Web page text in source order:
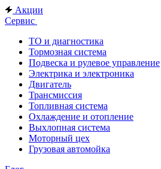
Акции
Сервис
ТО и диагностика
Тормозная система
Подвеска и рулевое управление
Электрика и электроника
Двигатель
Трансмиссия
Топливная система
Охлаждение и отопление
Выхлопная система
Моторный цех
Грузовая автомойка